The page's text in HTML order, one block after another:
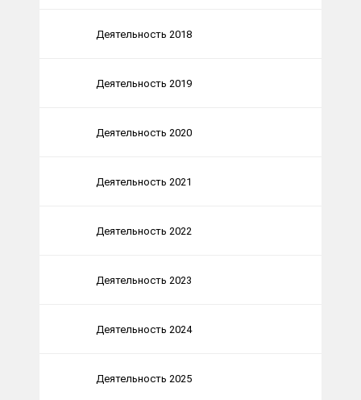
Деятельность 2018
Деятельность 2019
Деятельность 2020
Деятельность 2021
Деятельность 2022
Деятельность 2023
Деятельность 2024
Деятельность 2025